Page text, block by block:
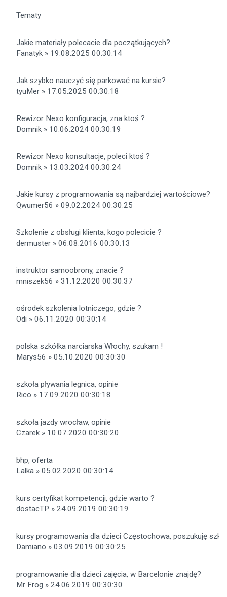
Tematy
Jakie materiały polecacie dla początkujących?
Fanatyk » 19.08.2025 00:30:14
Jak szybko nauczyć się parkować na kursie?
tyuMer » 17.05.2025 00:30:18
Rewizor Nexo konfiguracja, zna ktoś ?
Domnik » 10.06.2024 00:30:19
Rewizor Nexo konsultacje, poleci ktoś ?
Domnik » 13.03.2024 00:30:24
Jakie kursy z programowania są najbardziej wartościowe?
Qwumer56 » 09.02.2024 00:30:25
Szkolenie z obsługi klienta, kogo polecicie ?
dermuster » 06.08.2016 00:30:13
instruktor samoobrony, znacie ?
mniszek56 » 31.12.2020 00:30:37
ośrodek szkolenia lotniczego, gdzie ?
Odi » 06.11.2020 00:30:14
polska szkółka narciarska Włochy, szukam !
Marys56 » 05.10.2020 00:30:30
szkoła pływania legnica, opinie
Rico » 17.09.2020 00:30:18
szkoła jazdy wrocław, opinie
Czarek » 10.07.2020 00:30:20
bhp, oferta
Lalka » 05.02.2020 00:30:14
kurs certyfikat kompetencji, gdzie warto ?
dostacTP » 24.09.2019 00:30:19
kursy programowania dla dzieci Częstochowa, poszukuję
Damiano » 03.09.2019 00:30:25
programowanie dla dzieci zajęcia, w Barcelonie znajdę?
Mr Frog » 24.06.2019 00:30:30